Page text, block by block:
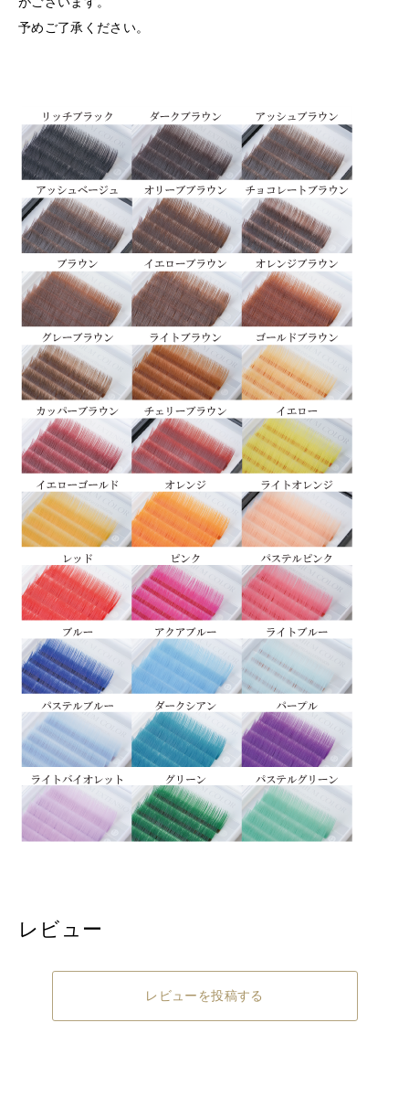
予めご了承ください。
レビュー
レビューを投稿する